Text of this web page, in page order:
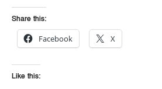
Share this:
Facebook X
Like this: